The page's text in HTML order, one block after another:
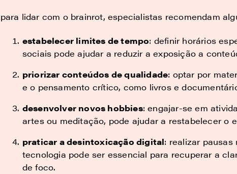
para lidar com o brainrot, especialistas recomendam
estabelecer limites de tempo: definir horários
sociais pode ajudar a reduzir a exposição a
priorizar conteúdos de qualidade: optar por
e o pensamento crítico, como livros e
desenvolver novos hobbies: engajar-se em
artes ou meditação, pode ajudar a restabelecer o
praticar a desintoxicação digital: realizar pausas
tecnologia pode ser essencial para recuperar a
de foco.